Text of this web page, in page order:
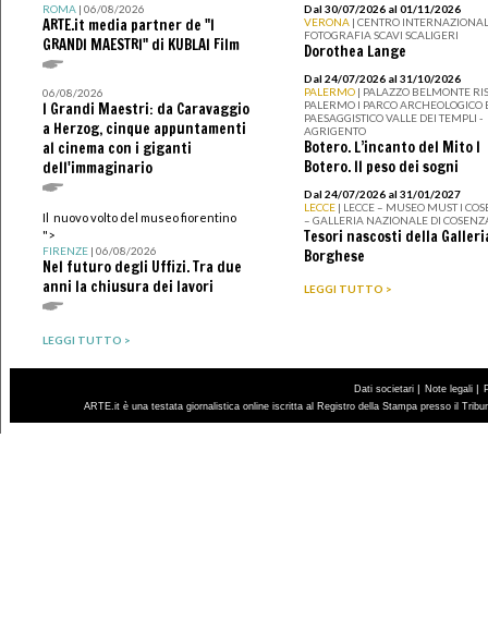
ROMA| 06/08/2026
ARTE.it media partner de "I
GRANDI MAESTRI" di KUBLAI Film
06/08/2026
I Grandi Maestri: da Caravaggio
a Herzog, cinque appuntamenti
al cinema con i giganti
dell'immaginario
Il nuovo volto del museo fiorentino
">
FIRENZE| 06/08/2026
Nel futuro degli Uffizi. Tra due
anni la chiusura dei lavori
LEGGI TUTTO >
Dal 30/07/2026 al 01/11/2026
VERONA | CENTRO
FOTOGRAFIA SCAVI SCALIGERI
Dorothea Lange
Dal 24/07/2026 al 31/10/2026
PALERMO | PALAZZO BELMONTE
PALERMO I PARCO ARCHEOLOGICO
PAESAGGISTICO VALLE DEI TEMPLI -
AGRIGENTO
Botero. L’incanto del Mito I
Botero. Il peso dei sogni
Dal 24/07/2026 al 31/01/2027
LECCE | LECCE – MUSEO MUST I
– GALLERIA NAZIONALE DI
Tesori nascosti della
Borghese
LEGGI TUTTO >
Dati societari | Note legali |
ARTE.it è una testata giornalistica online iscritta al Registro della Stampa presso il